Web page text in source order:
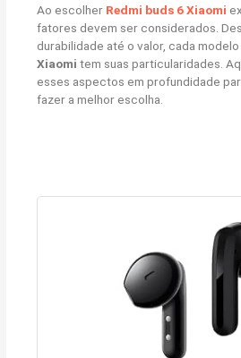
Ao escolher Redmi buds 6 Xiaomi
fatores devem ser considerados.
durabilidade até o valor, cada modelo
Xiaomi tem suas particularidades.
esses aspectos em profundidade
fazer a melhor escolha.